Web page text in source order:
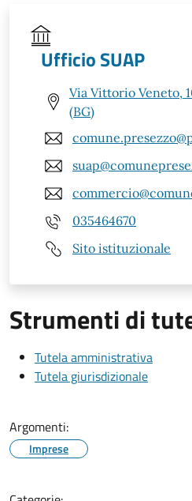
Ufficio SUAP
Via Vittorio Veneto,
(BG)
035464670
Sito istituzionale
Strumenti di
Tutela amministrativa
Tutela giurisdizionale
Argomenti:
Imprese